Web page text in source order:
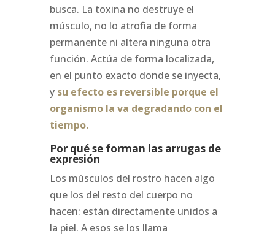
busca. La toxina no destruye el
músculo, no lo atrofia de forma
permanente ni altera ninguna otra
función. Actúa de forma localizada,
en el punto exacto donde se inyecta,
y su efecto es reversible porque el
organismo la va degradando con el
tiempo.
Por qué se forman las arrugas de
expresión
Los músculos del rostro hacen algo
que los del resto del cuerpo no
hacen: están directamente unidos a
la piel. A esos se los llama